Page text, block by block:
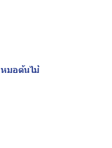
หมอต้นไม้